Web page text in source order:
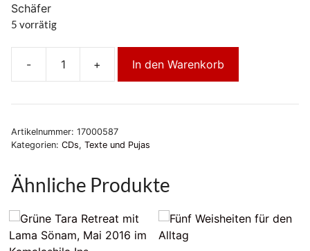
Schäfer
5 vorrätig
-
Thich
Hanh
Menge
+ In den Warenkorb
Artikelnummer: 17000587
Kategorien: CDs, Texte und Pujas
Ähnliche Produkte